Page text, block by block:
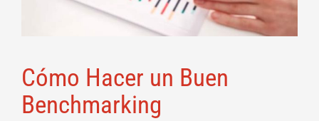
Cómo Hacer un Buen
Benchmarking